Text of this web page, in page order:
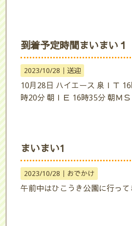
到着予定時間まいまい１
2023/10/28｜ 送迎
10月28日 ハイエース 泉ＩＴ
時20分 朝ＩＥ 16時35分 朝ＭＳ
まいまい1
2023/10/28｜ おでかけ
午前中はひこうき公園に行って